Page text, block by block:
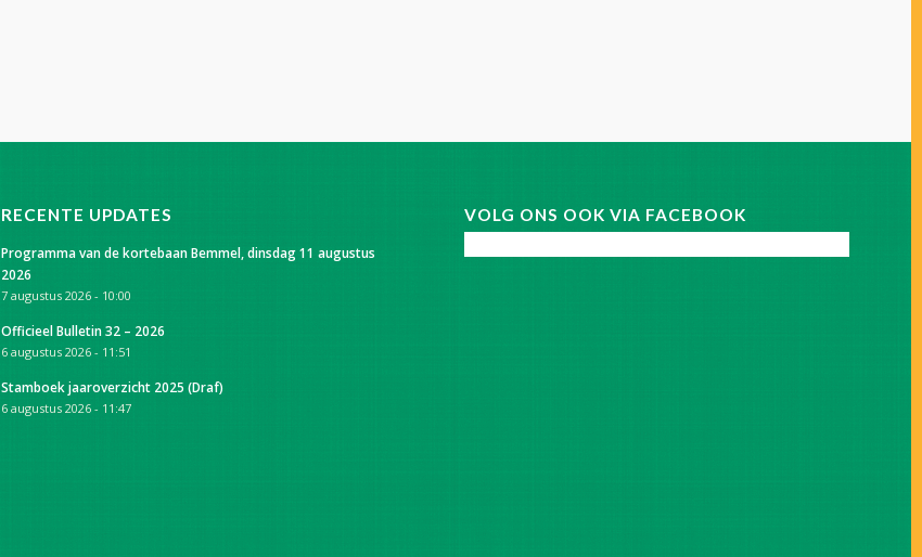
RECENTE UPDATES
Programma van de kortebaan Bemmel, dinsdag 11 augustus
2026
7 augustus 2026 - 10:00
Officieel Bulletin 32 – 2026
6 augustus 2026 - 11:51
Stamboek jaaroverzicht 2025 (Draf)
6 augustus 2026 - 11:47
VOLG ONS OOK VIA FACEBOOK